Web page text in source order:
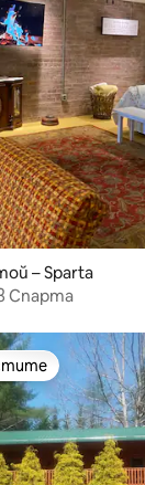
– Sparta
Спарта
избор на гостите